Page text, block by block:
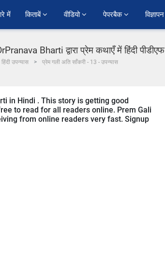
में किताबें वीडियो पेपरबैक विज्ञापन
Bharti द्वारा प्रेम कथाएँ में हिंदी पीडीएफ
हिंदी उपन्यास प्रेम गली अति साँकरी - 13 - उपन्यास
in Hindi . This story is getting good
to read for all readers online. Prem Gali
from online readers very fast. Signup